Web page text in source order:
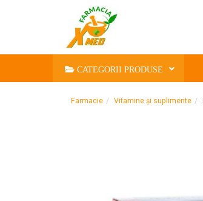
CATEGORII PRODUSE
Farmacie Vitamine și suplimente